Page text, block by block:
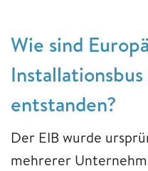
Wie sind
entstanden?
Der EIB wurde
mehrerer